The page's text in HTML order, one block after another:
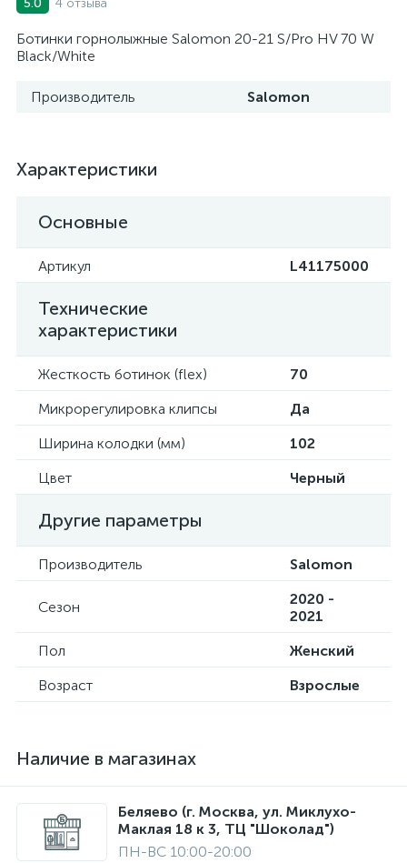
5.0
Ботинки горнолыжные Salomon 20-21 S/Pro HV 70 W
Black/White
Производитель Salomon
Характеристики
Основные
Артикул L41175000
Технические
характеристики
Жесткость ботинок (flex)
70
Микрорегулировка клипсы
Да
Ширина колодки (мм)
102
Цвет
Черный
Другие параметры
Производитель Salomon
Сезон
2020 -
2021
Пол
Женский
Возраст
Взрослые
Наличие в магазинах
Беляево (г. Москва, ул. Миклухо-
Маклая 18 к 3, ТЦ "Шоколад")
ПН-ВС 10:00-20:00